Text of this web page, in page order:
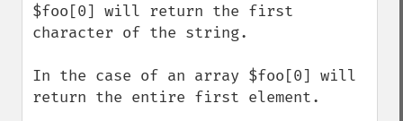
$foo[0] will return the first
character of the string.
In the case of an array $foo[0] will
return the entire first element.